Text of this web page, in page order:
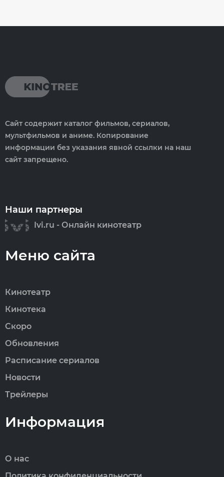
Сайт содержит каталог фильмов, сериалов,
мультфильмов и аниме. Копирование
информации без указания явной ссылки на наш
сайт запрещено.
Наши партнеры
Ivi.ru - Онлайн кинотеатр
Меню сайта
Кинотеатр
Кинотека
Скоро
Обновления
Расписание сериалов
Новости
Трейлеры
Информация
О нас